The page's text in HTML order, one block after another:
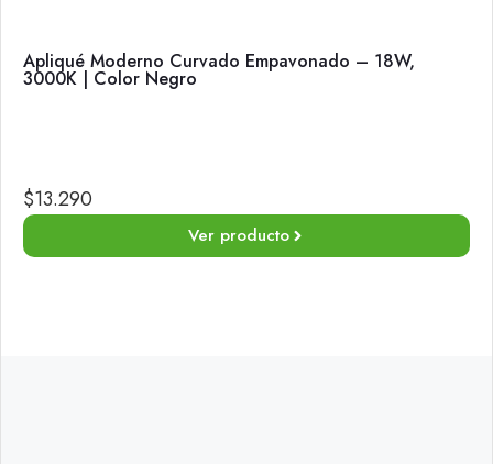
Apliqué Moderno Curvado Empavonado – 18W,
3000K | Color Negro
$13.290
Ver producto